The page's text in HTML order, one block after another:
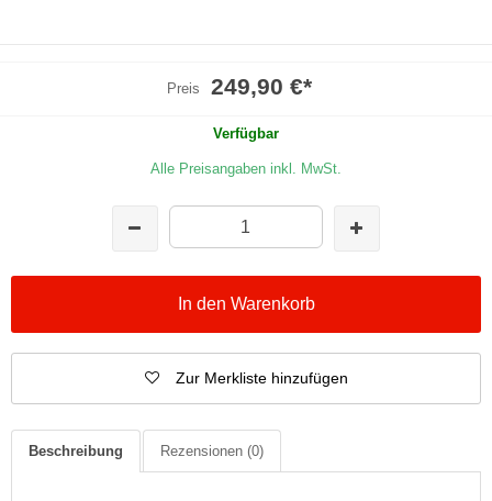
Preis 249,90 €*
Verfügbar
Alle Preisangaben inkl. MwSt.
In den Warenkorb
Zur Merkliste hinzufügen
Beschreibung Rezensionen (0)